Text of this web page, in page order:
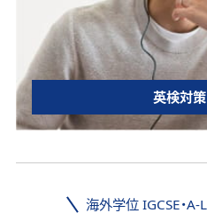
英検対
海外学位 IGCSE・